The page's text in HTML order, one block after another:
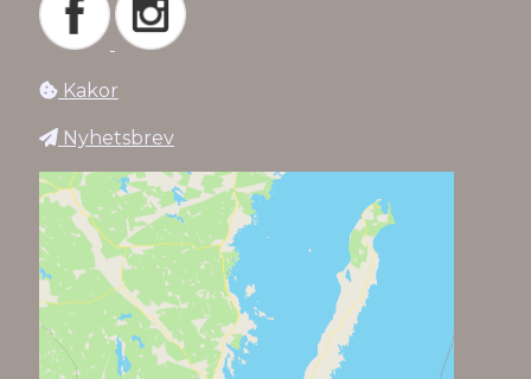
Kakor
Nyhetsbrev